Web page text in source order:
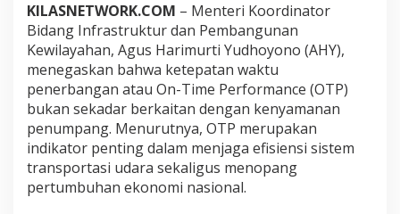
s
o
o
t
M
e
n
k
A
H
KILASNETWORK.COM – Menteri Koordinator
Bidang Infrastruktur dan Pembangunan
Kewilayahan, Agus Harimurti Yudhoyono (AHY),
menegaskan bahwa ketepatan waktu
penerbangan atau On-Time Performance (OTP)
bukan sekadar berkaitan dengan kenyamanan
penumpang. Menurutnya, OTP merupakan
indikator penting dalam menjaga efisiensi sistem
transportasi udara sekaligus menopang
pertumbuhan ekonomi nasional.